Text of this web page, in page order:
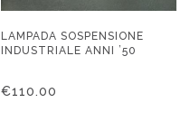
LAMPADA SOSPENSIONE
INDUSTRIALE ANNI ’50
€110.00